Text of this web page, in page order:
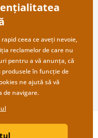
noi
frecvente
angro
ceea ce aveți nevoie,
reclamelor de care nu
pentru a vă anunța, că
în funcție de
ne ajută să vă
navigare.